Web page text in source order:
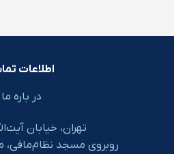
اطلاعات
در باره ما
تهران، خیابان
روبروی مسجد نظام‌مافی،